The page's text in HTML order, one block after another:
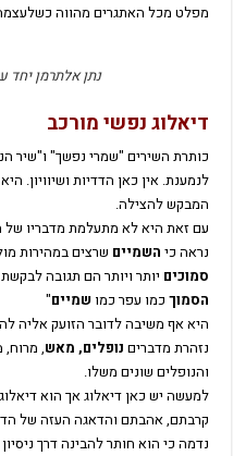
מפלט מכל האתגרים מהווה
נתן אלתרמן יחד
דיאלוג נפשי מורכב
כותרת השירים "שמרי נפשך" ו"שיר
לנמענת. אין כאן הדדיות ושיוויון.
המבקש להצילה.
עם זאת היא לא מתעלמת מדבריו של
נראה כי השמיים שרצים במהירות
סמוכים יותר ויותר הם תגובה
הסמוך כמו עפר כמושמיים"
היא אף משיבה לדובר הזועק אליה
נזהרת מדברים נופלים, מאש, מרוח,
והנופלים שונים משלו.
למעשה יש כאן דיאלוג אך הוא
קרבתם, אהבתם והדאגה העזה של
נדמה כי הוא חותר להבינה דרך